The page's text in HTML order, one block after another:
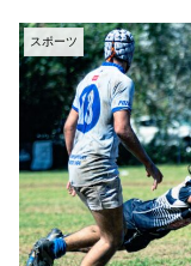
スポーツ